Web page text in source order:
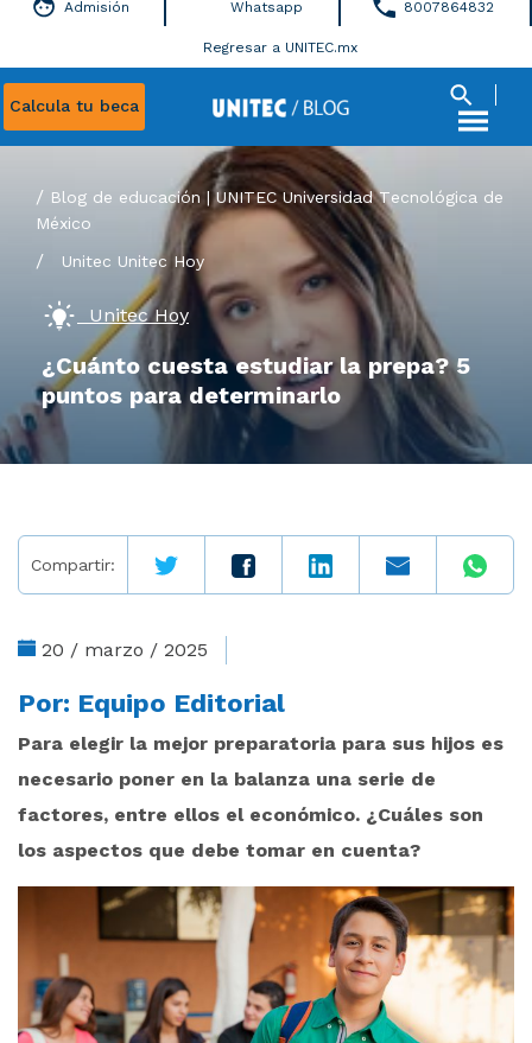
Calcula tu beca
Admisión Whatsapp 8007864832
Regresar a UNITEC.mx
Blog de educación | UNITEC Universidad Tecnológica de
México
/ Unitec Unitec Hoy
Unitec Hoy
¿Cuánto cuesta estudiar la prepa? 5
puntos para determinarlo
Compartir:
20 / marzo / 2025
Por: Equipo Editorial
Para elegir la mejor preparatoria para sus hijos es
necesario poner en la balanza una serie de
factores, entre ellos el económico. ¿Cuáles son
los aspectos que debe tomar en cuenta?